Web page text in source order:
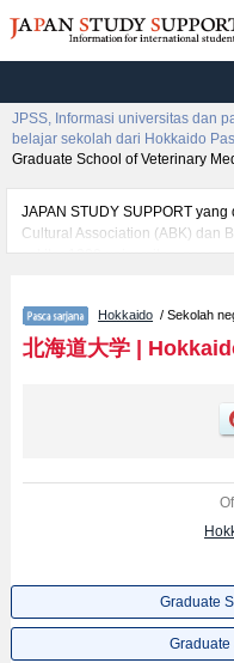
JPSS, Informasi universitas dan
belajar sekolah dari Hokkaido
Graduate School of Veterinary
JAPAN STUDY SUPPORT
Cultural Association (ABK) dan
sekitar 1300 universitas,
per jurusan riset seperti %%
berguna bagi mahasiswa(i)
pendaftar dan jumlah kelulusan
lainnya. Silakan
Hokkaido / Sekolah
北海道大学|
Graduate